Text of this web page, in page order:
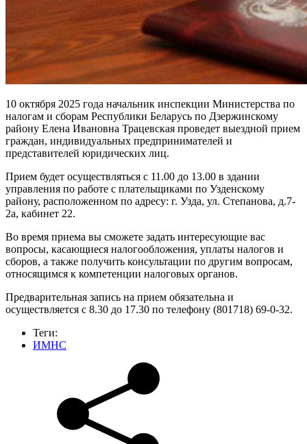
10 октября 2025 года начальник инспекции Министерства по
налогам и сборам Республики Беларусь по Дзержинскому
району Елена Ивановна Трацевская проведет выездной прием
граждан, индивидуальных предпринимателей и
представителей юридических лиц.
Прием будет осуществляться с 11.00 до 13.00 в здании
управления по работе с плательщиками по Узденскому
району, расположенном по адресу: г. Узда, ул. Степанова, д.7-
2а, кабинет 22.
Во время приема вы сможете задать интересующие вас
вопросы, касающиеся налогообложения, уплаты налогов и
сборов, а также получить консультации по другим вопросам,
относящимся к компетенции налоговых органов.
Предварительная запись на прием обязательна и
осуществляется с 8.30 до 17.30 по телефону (801718) 69-0-32.
Теги:
ИМНС